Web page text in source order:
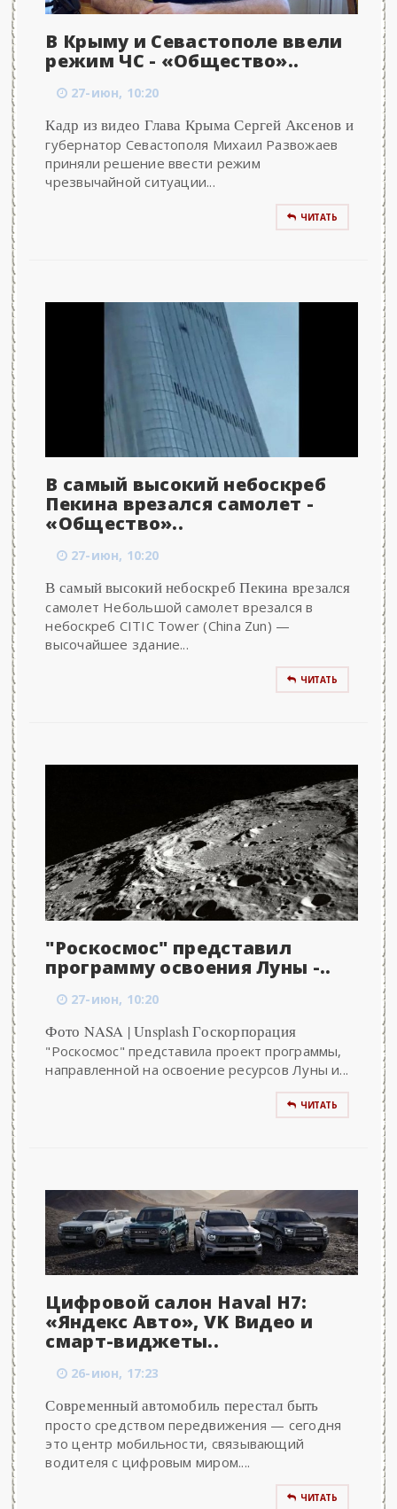
В Крыму и Севастополе ввели
режим ЧС - «Общество»..
27-июн, 10:20
Кадр из видео Глава Крыма Сергей Аксенов и
губернатор Севастополя Михаил Развожаев
приняли решение ввести режим
чрезвычайной ситуации...
ЧИТАТЬ
В самый высокий небоскреб
Пекина врезался самолет -
«Общество»..
27-июн, 10:20
В самый высокий небоскреб Пекина врезался
самолет Небольшой самолет врезался в
небоскреб CIТIC Tower (China Zun) —
высочайшее здание...
ЧИТАТЬ
"Роскосмос" представил
программу освоения Луны -..
27-июн, 10:20
Фото NASA | Unsplash Госкорпорация
"Роскосмос" представила проект программы,
направленной на освоение ресурсов Луны и...
ЧИТАТЬ
Цифровой салон Haval H7:
«Яндекс Авто», VK Видео и
смарт-виджеты..
26-июн, 17:23
Современный автомобиль перестал быть
просто средством передвижения — сегодня
это центр мобильности, связывающий
водителя с цифровым миром....
ЧИТАТЬ